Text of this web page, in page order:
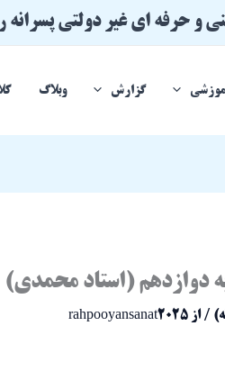
و حرفه ای غیر دولتی پسرانه
گزارش وبلاگ
دوازدهم (استاد محمدی)
/ از rahpooyansanat2025